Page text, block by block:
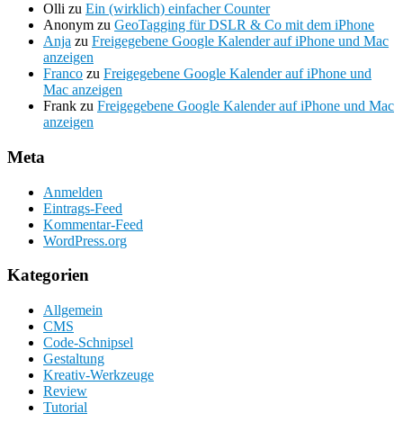
Olli zu Ein (wirklich) einfacher Counter
Anonym zu GeoTagging für DSLR & Co mit dem iPhone
Anja zu Freigegebene Google Kalender auf iPhone und Mac
anzeigen
Franco zu Freigegebene Google Kalender auf iPhone und
Mac anzeigen
Frank zu Freigegebene Google Kalender auf iPhone und Mac
anzeigen
Meta
Anmelden
Eintrags-Feed
Kommentar-Feed
WordPress.org
Kategorien
Allgemein
CMS
Code-Schnipsel
Gestaltung
Kreativ-Werkzeuge
Review
Tutorial